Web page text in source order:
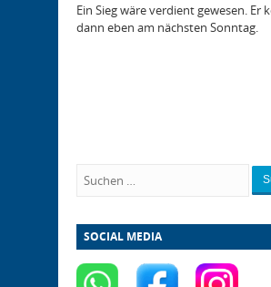
Ein Sieg wäre verdient gewesen. Er
dann eben am nächsten Sonntag.
SOCIAL MEDIA